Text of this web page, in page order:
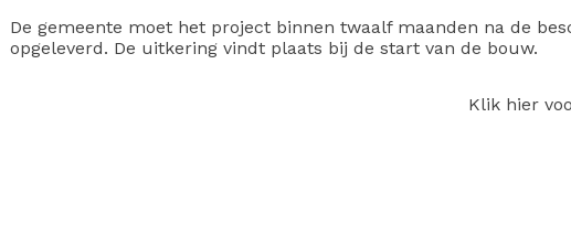
De gemeente moet het project binnen twaalf maanden na de
opgeleverd. De uitkering vindt plaats bij de start van de bouw.
Klik hier